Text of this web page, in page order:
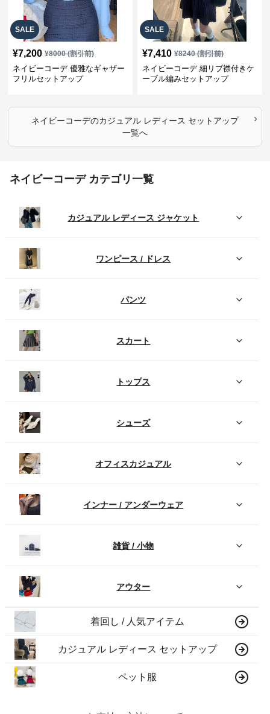
SALE
¥7,200 ¥8000(割引前)
ネイビーコーデ 優雅なギャザー
フリルセットアップ
SALE
¥7,410 ¥8240(割引前)
ネイビーコーデ 細リブ襟付きケ
ーブル編みセットアップ
ネイビーコーデのカジュアル レディース セットアップ
一覧へ
›
ネイビーコーデ カテゴリ一覧
カジュアル レディース ジャケット
ワンピース / ドレス
パンツ
スカート
トップス
シューズ
オフィスカジュアル
インナー / アンダーウェア
雑貨 / 小物
アウター
着回し / 人気アイテム
カジュアル レディース セットアップ
ペット服